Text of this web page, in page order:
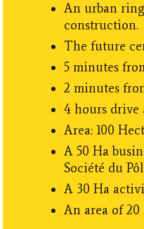
An urban
construction.
The future
5 minutes
2 minutes
4 hours drive
Area: 100
A 50 Ha
Société du
A 30 Ha
An area of 20